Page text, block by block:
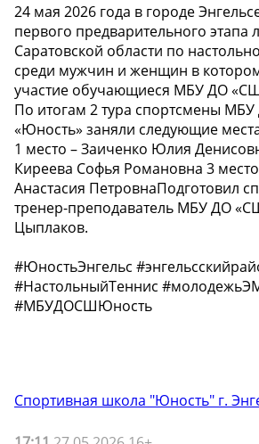
24 мая 2026 года в городе
первого предварительного этапа
Саратовской области по
среди мужчин и женщин в
участие обучающиеся МБУ ДО
По итогам 2 тура спортсмены
«Юность» заняли следующие
1 место – Заиченко Юлия
Киреева Софья Романовна 3
Анастасия ПетровнаПодготовил
тренер-преподаватель МБУ ДО
Цыплаков.
#ЮностьЭнгельс
#НастольныйТеннис
#МБУДОСШЮность
Спортивная школа "Юность" г.